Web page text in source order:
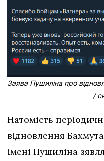
Заява Пушиліна про
/
Натомість
відновлення
імені Пушиліна